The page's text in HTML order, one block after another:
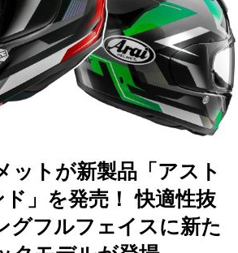
ットが新製品「アスト
」を発売！ 快適性抜
グフルフェイスに新た